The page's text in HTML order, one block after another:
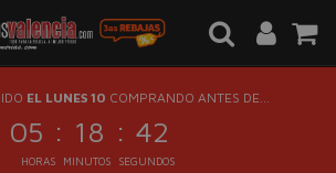
EL LUNES 10 COMPRANDO ANTES DE...
05 : 18 : 42
HORAS MINUTOS SEGUNDOS